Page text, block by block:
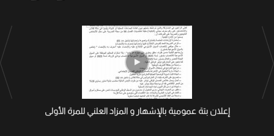
إعلان بتة عمومية بالإشهار و المزاد العلني للمرة الأولى